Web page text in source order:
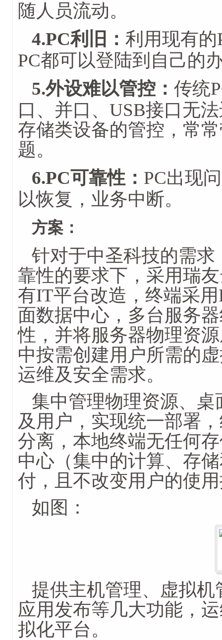
随人员流动。
4.PC利旧： 利用现有
PC都可以登陆到自己的
5.外设难以管控： 传统
口、并口、USB接口无
存储类设备的管控，常
题。
6.PC可靠性： PC出现
以恢复，业务中断。
方案：
针对于中圣科技的需
靠性的要求下，采用瑞
有IT平台改造，终端采
面数据中心，多台服务
性，并将服务器物理资
中按需创建用户所需的
运维及安全需求。
集中管理物理资源、
及用户，实现统一部署
分离，本地终端无任何
中心（集中的计算、存
付，且不改变用户的使
如图：
提供主机管理、虚拟
应用发布等几大功能，
拟化平台。